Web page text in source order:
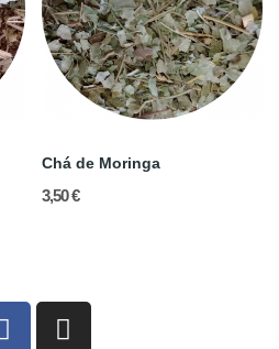
Chá de Moringa
3,50 €